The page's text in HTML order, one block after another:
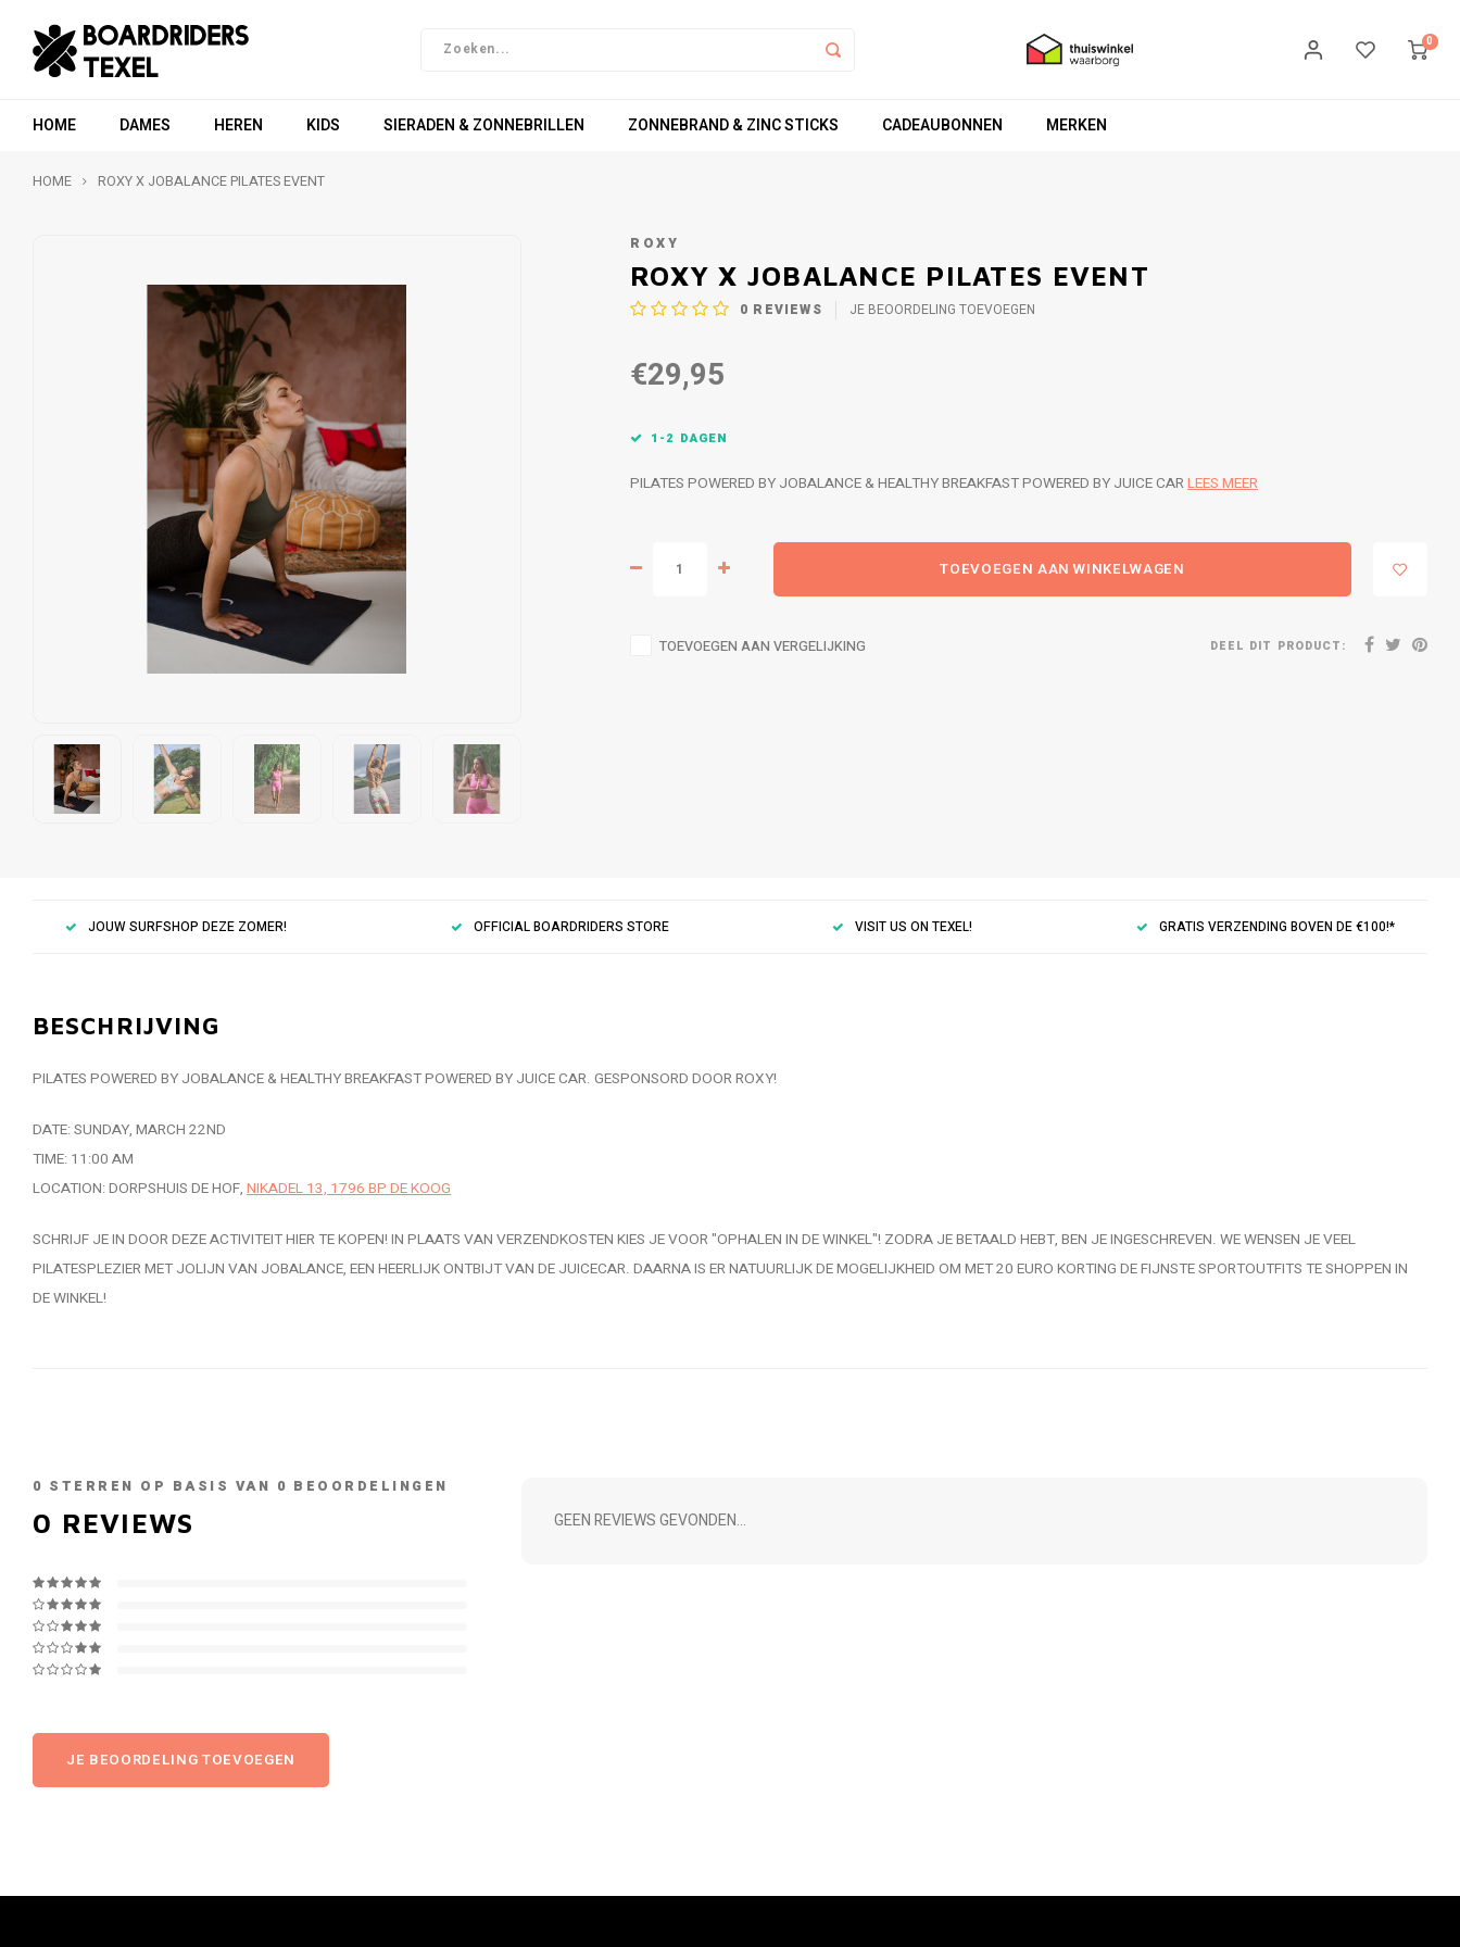
0
HOME DAMES HEREN KIDS SIERADEN & ZONNEBRILLEN ZONNEBRAND & ZINC STICKS CADEAUBONNEN MERKEN
HOME ROXY X JOBALANCE PILATES EVENT
ROXY
ROXY X JOBALANCE PILATES EVENT
0 REVIEWS JE BEOORDELING TOEVOEGEN
€29,95
1-2 DAGEN
PILATES POWERED BY JOBALANCE & HEALTHY BREAKFAST POWERED BY JUICE CARLEES MEER
TOEVOEGEN AAN WINKELWAGEN
TOEVOEGEN AAN VERGELIJKING DEEL DIT PRODUCT:
JOUW SURFSHOP DEZE ZOMER! OFFICIAL BOARDRIDERS STORE VISIT US ON TEXEL! GRATIS VERZENDING BOVEN DE €100!*
BESCHRIJVING
PILATES POWERED BY JOBALANCE & HEALTHY BREAKFAST POWERED BY JUICE CAR. GESPONSORD DOOR ROXY!
DATE: SUNDAY, MARCH 22ND
TIME: 11:00 AM
LOCATION: DORPSHUIS DE HOF, NIKADEL 13, 1796 BP DE KOOG
SCHRIJF JE IN DOOR DEZE ACTIVITEIT HIER TE KOPEN! IN PLAATS VAN VERZENDKOSTEN KIES JE VOOR "OPHALEN IN DE WINKEL"! ZODRA JE BETAALD HEBT, BEN JE INGESCHREVEN. WE WENSEN JE VEEL
PILATESPLEZIER MET JOLIJN VAN JOBALANCE, EEN HEERLIJK ONTBIJT VAN DE JUICECAR. DAARNA IS ER NATUURLIJK DE MOGELIJKHEID OM MET 20 EURO KORTING DE FIJNSTE SPORTOUTFITS TE SHOPPEN IN
DE WINKEL!
0 STERREN OP BASIS VAN 0 BEOORDELINGEN
0 REVIEWS
JE BEOORDELING TOEVOEGEN
GEEN REVIEWS GEVONDEN...